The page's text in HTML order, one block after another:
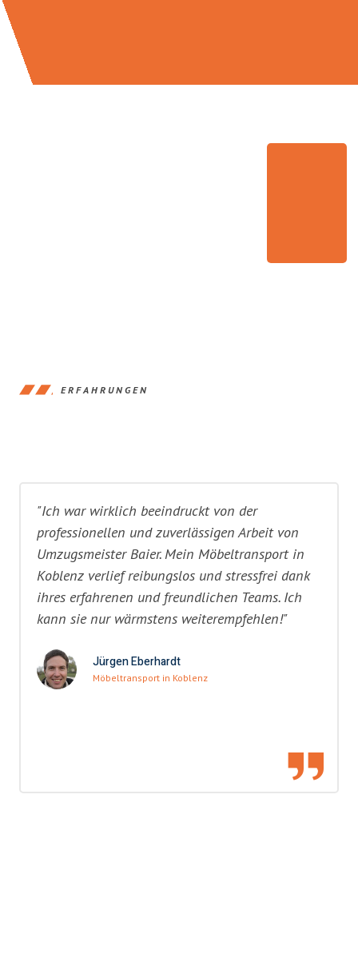
ERFAHRUNGEN
"Ich war wirklich beeindruckt von der
professionellen und zuverlässigen Arbeit von
Umzugsmeister Baier. Mein Möbeltransport in
Koblenz verlief reibungslos und stressfrei dank
ihres erfahrenen und freundlichen Teams. Ich
kann sie nur wärmstens weiterempfehlen!"
Jürgen Eberhardt
Möbeltransport in Koblenz